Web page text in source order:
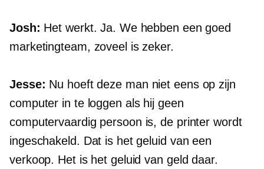
Josh: Het werkt. Ja. We hebben een goed
marketingteam, zoveel is zeker.
Jesse: Nu hoeft deze man niet eens op zijn
computer in te loggen als hij geen
computervaardig persoon is, de printer wordt
ingeschakeld. Dat is het geluid van een
verkoop. Het is het geluid van geld daar.